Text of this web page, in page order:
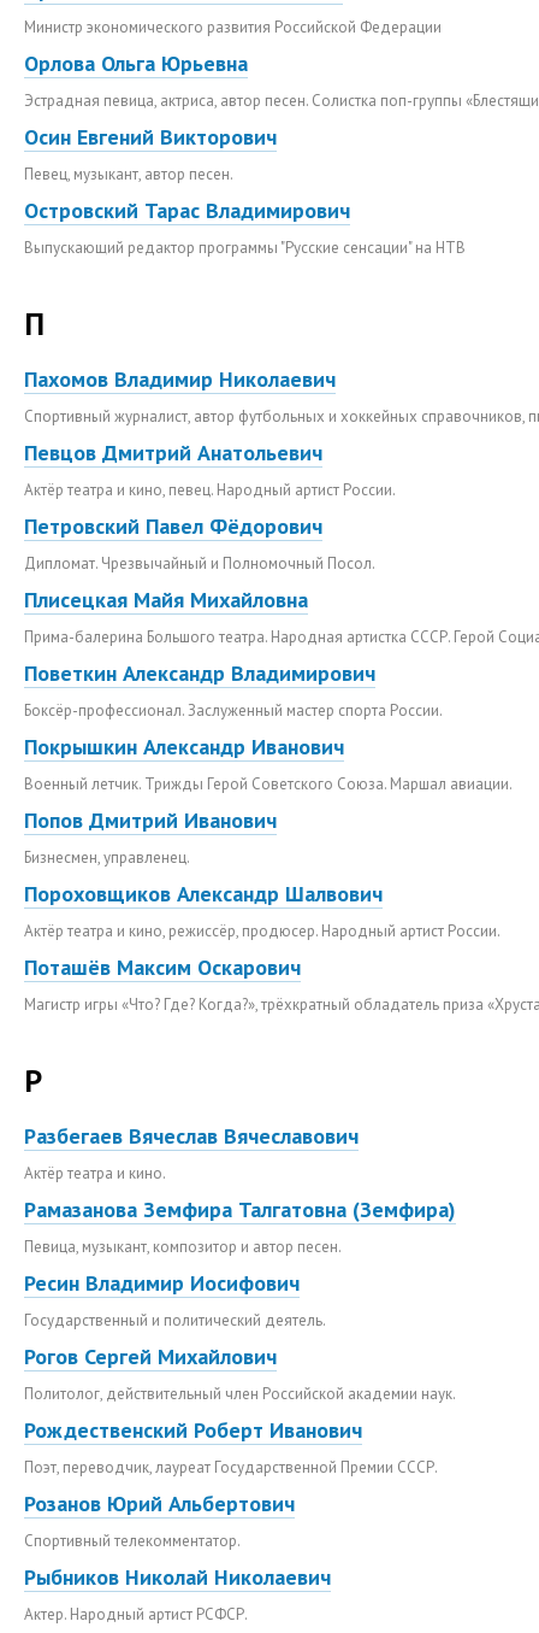
Министр экономического развития Российской Федерации
Орлова Ольга Юрьевна
Эстрадная певица, актриса, автор песен. Солистка поп-группы
Осин Евгений Викторович
Певец, музыкант, автор песен.
Островский Тарас Владимирович
Выпускающий редактор программы "Русские сенсации" на НТВ
П
Пахомов Владимир Николаевич
Спортивный журналист, автор футбольных и хоккейных справочников,
Певцов Дмитрий Анатольевич
Актёр театра и кино, певец. Народный артист России.
Петровский Павел Фёдорович
Дипломат. Чрезвычайный и Полномочный Посол.
Плисецкая Майя Михайловна
Прима-балерина Большого театра. Народная артистка СССР. Герой
Поветкин Александр Владимирович
Боксёр-профессионал. Заслуженный мастер спорта России.
Покрышкин Александр Иванович
Военный летчик. Трижды Герой Советского Союза. Маршал авиации.
Попов Дмитрий Иванович
Бизнесмен, управленец.
Пороховщиков Александр Шалвович
Актёр театра и кино, режиссёр, продюсер. Народный артист России.
Поташёв Максим Оскарович
Магистр игры «Что? Где? Когда?», трёхкратный обладатель приза
Р
Разбегаев Вячеслав Вячеславович
Актёр театра и кино.
Рамазанова Земфира Талгатовна (Земфира)
Певица, музыкант, композитор и автор песен.
Ресин Владимир Иосифович
Государственный и политический деятель.
Рогов Сергей Михайлович
Политолог, действительный член Российской академии наук.
Рождественский Роберт Иванович
Поэт, переводчик, лауреат Государственной Премии СССР.
Розанов Юрий Альбертович
Спортивный телекомментатор.
Рыбников Николай Николаевич
Актер. Народный артист РСФСР.